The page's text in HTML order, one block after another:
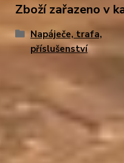
Zboží zařazeno v
Napáječe, trafa,
příslušenství